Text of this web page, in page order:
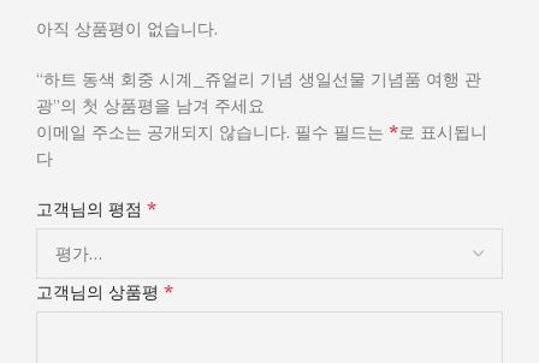
아직 상품평이 없습니다.
“하트 동색 회중 시계_쥬얼리 기념 생일선물 기념품 여행 관
광”의 첫 상품평을 남겨 주세요
이메일 주소는 공개되지 않습니다. 필수 필드는 *로 표시됩니
다
고객님의 평점 *
고객님의 상품평 *